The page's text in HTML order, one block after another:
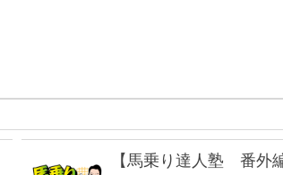
【馬乗り達人塾 番外